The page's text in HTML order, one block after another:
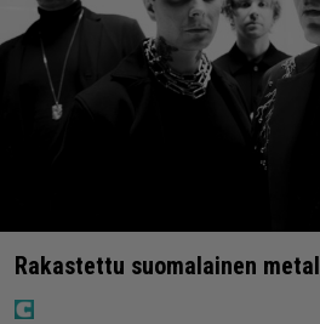
Rakastettu suomalainen